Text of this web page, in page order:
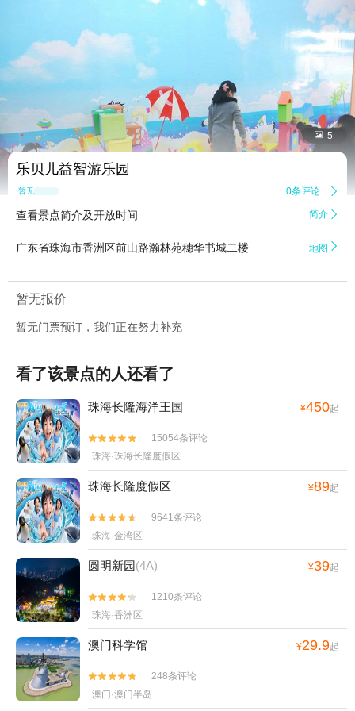
 5
乐贝儿益智游乐园
暂无点评 0条评论 
查看景点简介及开放时间 简介 
广东省珠海市香洲区前山路瀚林苑穗华书城二楼 地图 
暂无报价
暂无门票预订，我们正在努力补充
看了该景点的人还看了
珠海长隆海洋王国 ¥450起


15054条评论
珠海·珠海长隆度假区
珠海长隆度假区 ¥89起


9641条评论
珠海·金湾区
圆明新园(4A) ¥39起


1210条评论
珠海·香洲区
澳门科学馆 ¥29.9起


248条评论
澳门·澳门半岛